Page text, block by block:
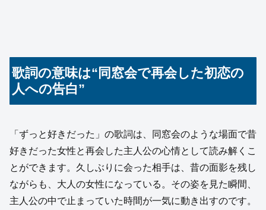
歌詞の意味は“同窓会で再会した初恋の
人への告白”
「ずっと好きだった」の歌詞は、同窓会のような場面で昔
好きだった女性と再会した主人公の心情として読み解くこ
とができます。久しぶりに会った相手は、昔の面影を残し
ながらも、大人の女性になっている。その姿を見た瞬間、
主人公の中で止まっていた時間が一気に動き出すのです。